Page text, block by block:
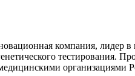
компания, лидер в
тестирования.